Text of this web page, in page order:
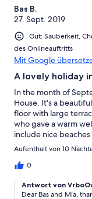
Bas B.
27. Sept. 2019
Gut: Sauberkeit,
des Onlineauftritts
Mit Google
A lovely holiday
In the month of
House. It's a
floor with large
who gave a warm
include nice
holiday, with lots of
Aufenthalt von 10
0
Antwort von
Dear Bas and Mia,